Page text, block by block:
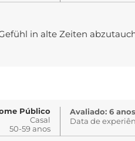
in alte Zeiten
Público
Casal
50-59 anos
Avaliado: 6
Data de